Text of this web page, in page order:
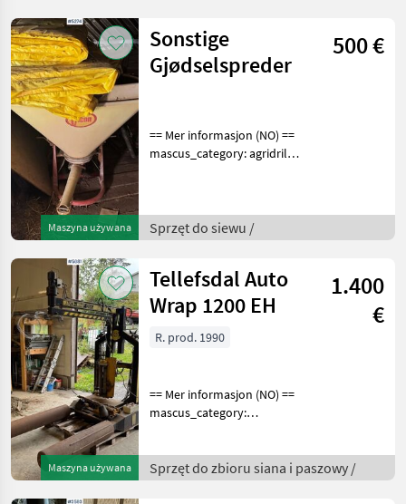
Maszyna używana
Sonstige
Gjødselspreder
500 €
== Mer informasjon (NO) ==
mascus_category: agridrills
en.landbrukssalg.no/5274
for more images
Sprzęt do siewu /
Maszyna używana
Tellefsdal Auto
Wrap 1200 EH
1.400
€
R. prod. 1990
== Mer informasjon (NO) ==
mascus_category:
upon request: 5681 See
en.landbrukssalg.no/5681
Sprzęt do zbioru siana i paszowy /